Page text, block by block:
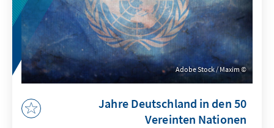
Adobe Stock / Maxim
50 Jahre Deutschland in den
Vereinten Nationen